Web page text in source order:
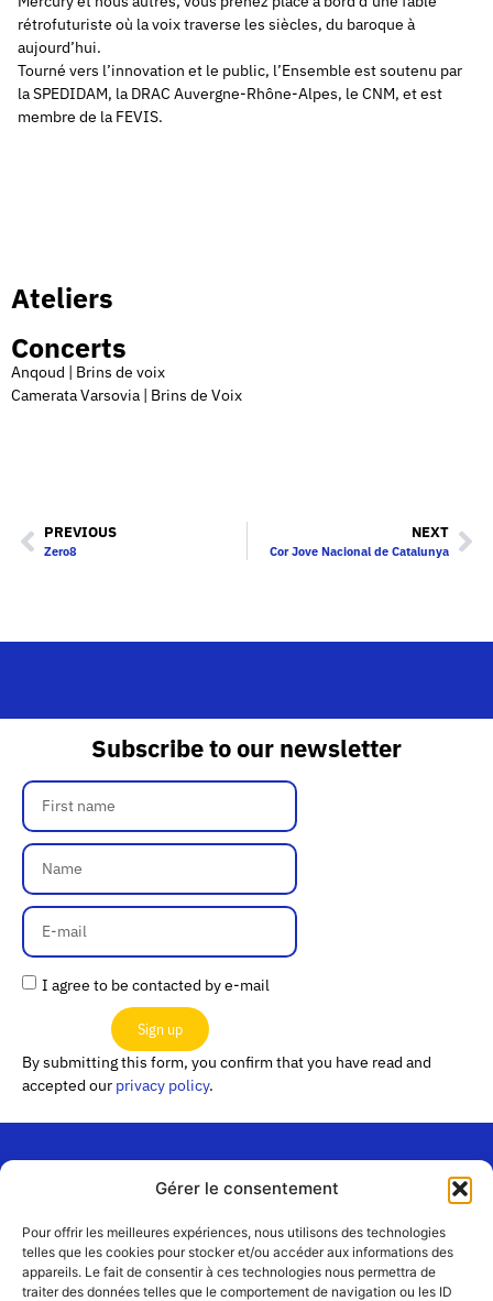
Gérer le consentement
Pour offrir les meilleures expériences, nous utilisons des technologies
telles que les cookies pour stocker et/ou accéder aux informations des
appareils. Le fait de consentir à ces technologies nous permettra de
traiter des données telles que le comportement de navigation ou les ID
rétrofuturiste où la voix traverse les siècles, du baroque à
aujourd’hui.
Tourné vers l’innovation et le public, l’Ensemble est soutenu par
la SPEDIDAM, la DRAC Auvergne-Rhône-Alpes, le CNM, et est
membre de la FEVIS.
Ateliers
Concerts
Anqoud | Brins de voix
Camerata Varsovia | Brins de Voix
PREVIOUS
Zero8
NEXT
Cor Jove Nacional de Catalunya
Subscribe to our newsletter
I agree to be contacted by e-mail
Sign up
By submitting this form, you confirm that you have read and
accepted our privacy policy.
Contact
Team
Passerelles”
24 Avenue
Joannès
Join us